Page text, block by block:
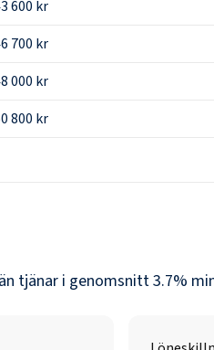
600 kr
700 kr
000 kr
800 kr
tjänar i genomsnitt3.7%